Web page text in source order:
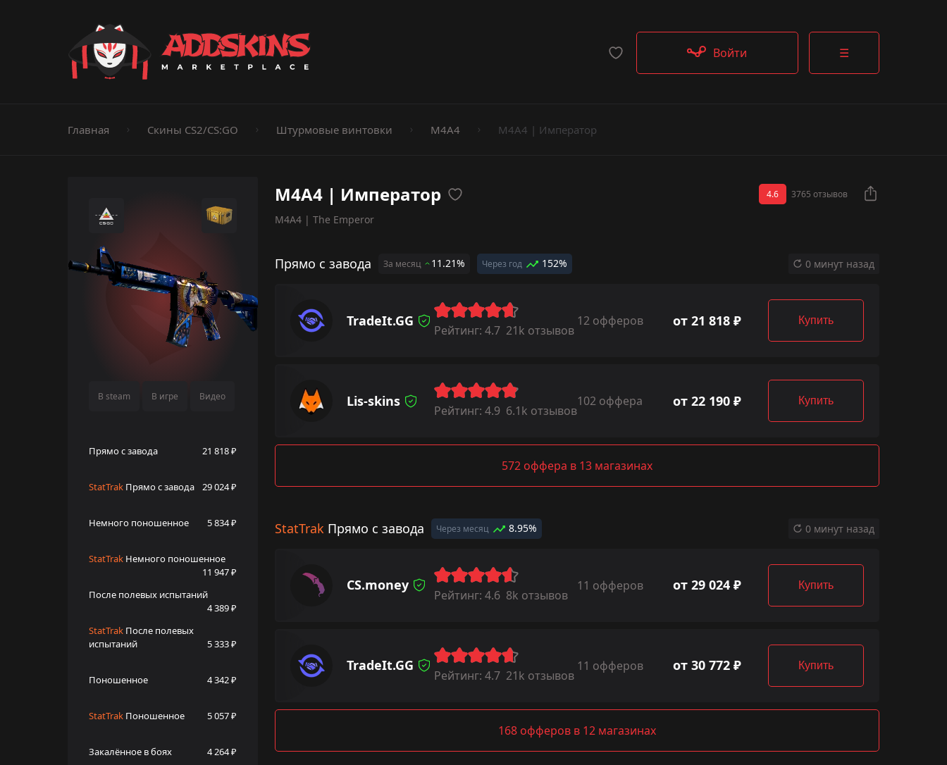
☰
Пистолеты
Ножи
Штурмовые винтовки
Войти
Главная Скины CS2/CS:GO Штурмовые винтовки M4A4 M4A4 | Император
M4A4 | Император
M4A4 | The Emperor
4.6 3765 отзывов
В steam В игре Видео
Прямо с завода 21 818 ₽
StatTrak Прямо с завода 29 024 ₽
Немного поношенное 5 834 ₽
StatTrak Немного поношенное
11 947 ₽
После полевых испытаний
4 389 ₽
StatTrak После полевых
испытаний
5 333 ₽
Поношенное 4 342 ₽
StatTrak Поношенное 5 057 ₽
Закалённое в боях 4 264 ₽
Прямо с завода За месяц 11.21% Через год 152% 0 минут назад
TradeIt.GG
Рейтинг: 4.7 21k отзывов
12 офферов от 21 818 ₽ Купить
Lis-skins
Рейтинг: 4.9 6.1k отзывов
102 оффера от 22 190 ₽ Купить
572 оффера в 13 магазинах
StatTrak Прямо с завода Через месяц 8.95% 0 минут назад
CS.money
Рейтинг: 4.6 8k отзывов
11 офферов от 29 024 ₽ Купить
TradeIt.GG
Рейтинг: 4.7 21k отзывов
11 офферов от 30 772 ₽ Купить
168 офферов в 12 магазинах